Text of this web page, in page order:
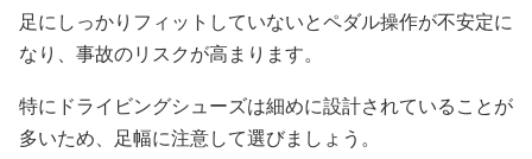
足にしっかりフィットしていないとペダル操作が不安定に
なり、事故のリスクが高まります。
特にドライビングシューズは細めに設計されていることが
多いため、足幅に注意して選びましょう。